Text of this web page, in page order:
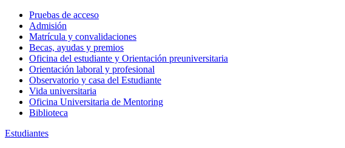
Pruebas de acceso
Admisión
Matrícula y convalidaciones
Becas, ayudas y premios
Oficina del estudiante y Orientación preuniversitaria
Orientación laboral y profesional
Observatorio y casa del Estudiante
Vida universitaria
Oficina Universitaria de Mentoring
Biblioteca
Estudiantes